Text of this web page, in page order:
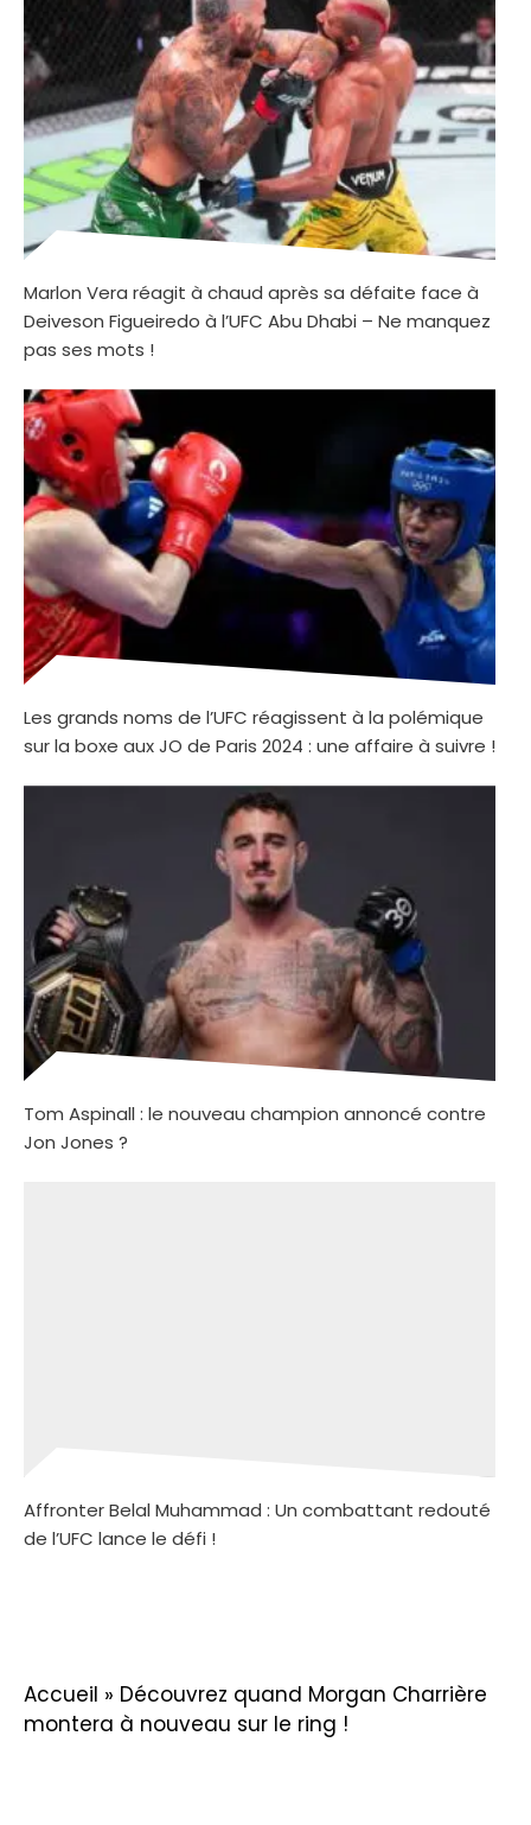
Marlon Vera réagit à chaud après sa défaite face à
Deiveson Figueiredo à l’UFC Abu Dhabi – Ne manquez
pas ses mots !
Les grands noms de l’UFC réagissent à la polémique
sur la boxe aux JO de Paris 2024 : une affaire à suivre !
Tom Aspinall : le nouveau champion annoncé contre
Jon Jones ?
Affronter Belal Muhammad : Un combattant redouté
de l’UFC lance le défi !
Accueil » Découvrez quand Morgan Charrière
montera à nouveau sur le ring !